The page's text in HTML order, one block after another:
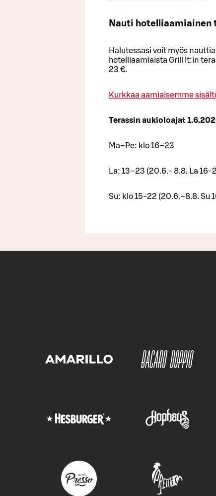
Nauti hotelliaamiainen
Halutessasi voit myös
hotelliaamiaista Grill It:in
23 €.
Kurkkaa aamiaisemme
Terassin aukioloajat
Ma–Pe: klo 16–23
La: 13–23 (20.6.- 8.8. La 16-
Su: klo 15-22 (20.6.–8.8. Su